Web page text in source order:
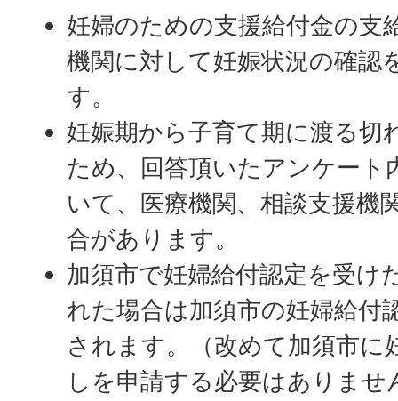
妊婦のための支援給付金の支
機関に対して妊娠状況の確認
す。
妊娠期から子育て期に渡る切
ため、回答頂いたアンケート
いて、医療機関、相談支援機
合があります。
加須市で妊婦給付認定を受け
れた場合は加須市の妊婦給付
されます。（改めて加須市に
しを申請する必要はありませ